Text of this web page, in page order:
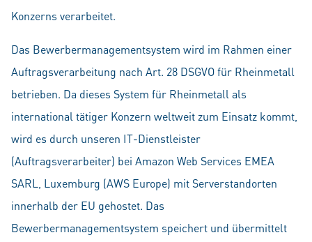
Konzerns verarbeitet.
Das Bewerbermanagementsystem wird im Rahmen einer
Auftragsverarbeitung nach Art. 28 DSGVO für Rheinmetall
betrieben. Da dieses System für Rheinmetall als
international tätiger Konzern weltweit zum Einsatz kommt,
wird es durch unseren IT-Dienstleister
(Auftragsverarbeiter) bei Amazon Web Services EMEA
SARL, Luxemburg (AWS Europe) mit Serverstandorten
innerhalb der EU gehostet. Das
Bewerbermanagementsystem speichert und übermittelt